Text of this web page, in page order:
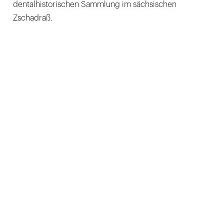
dentalhistorischen Sammlung im sächsischen
Zschadraß.